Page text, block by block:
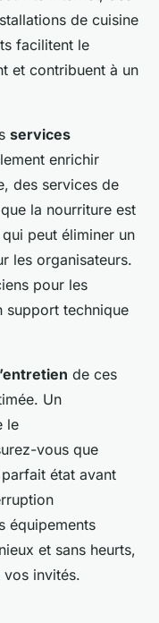
de cuisine
facilitent le
et contribuent à un
services
enrichir
des services de
la nourriture est
peut éliminer un
les organisateurs.
pour les
support technique
de ces
Un
le
vous que
état avant
équipements
et sans heurts,
invités.